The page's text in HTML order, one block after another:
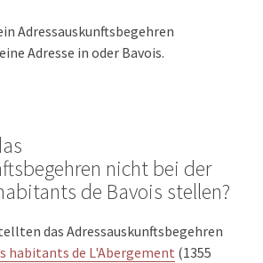
Adressauskunftsbegehren
Adresse in oder Bavois.
nicht bei der
de Bavois stellen?
das Adressauskunftsbegehren
habitants de L'Abergement (1355